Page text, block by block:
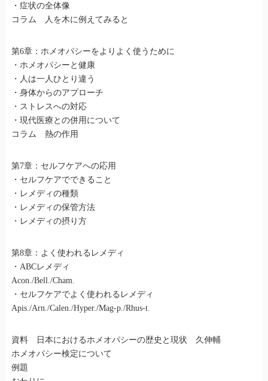
・症状の全体像
コラム 人を木に例えてみると
第6章：ホメオパシーをよりよく使うために
・ホメオパシーと健康
・人は一人ひとり違う
・身体からのアプローチ
・ストレスへの対応
・現代医療との併用について
コラム 熱の作用
第7章：セルフケアへの応用
・セルフケアでできること
・レメディの種類
・レメディの保管方法
・レメディの摂り方
第8章：よく使われるレメディ
・ABCレメディ
Acon./Bell./Cham.
・セルフケアでよく使われるレメディ
Apis./Arn./Calen./Hyper./Mag-p./Rhus-t.
資料 日本におけるホメオパシーの歴史と現状 久伸輔
ホメオパシー検定について
例題